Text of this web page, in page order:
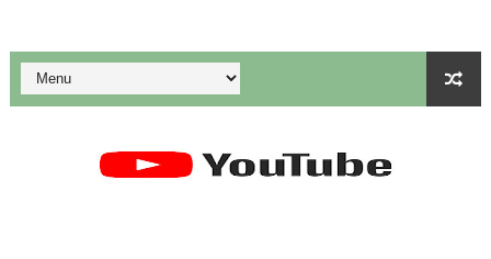
கையில வாங்கினேன், பையில போடல... காசு போன இடம் தெரியல...
Tamil Nadu Govt’s New WhatsApp Service: "Namma
மாணவிகளுக்கு தற்காப்புக் கலை பயிற்சி வழங்குதல் தொடர்பாக